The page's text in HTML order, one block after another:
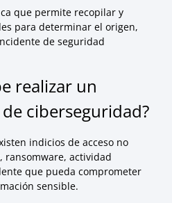
que permite recopilar y
para determinar el origen,
de seguridad
realizar un
ciberseguridad?
indicios de acceso no
ransomware, actividad
que pueda comprometer
sensible.